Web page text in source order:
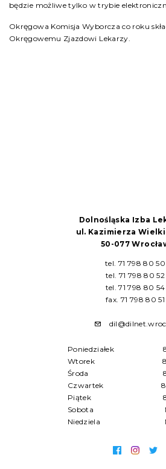
będzie możliwe tylko w trybie
Okręgowa Komisja Wyborcza co roku
Okręgowemu Zjazdowi Lekarzy.
Dolnośląska Izba
ul. Kazimierza
50-077
tel. 71 798 80 50
tel. 71 798 80 52
tel. 71 798 80 54
fax. 71 798 80 51
Poniedziałek
Wtorek
Środa
Czwartek
Piątek
Sobota
Niedziela